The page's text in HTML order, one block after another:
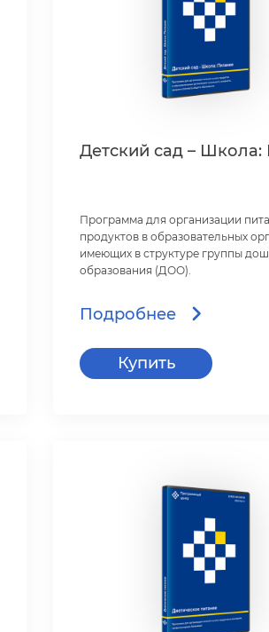
Детский сад – Школа:
Программа для организации
продуктов в образовательных
имеющих в структуре группы
образования (ДОО).
Подробнее
Купить